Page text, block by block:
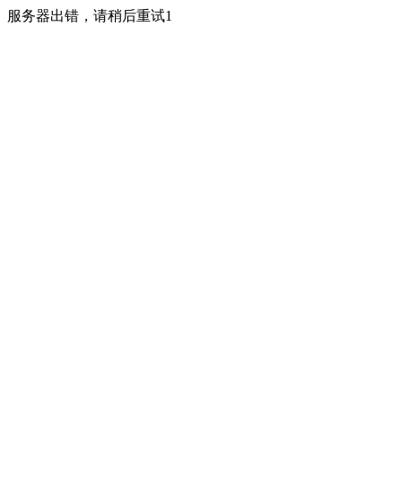
服务器出错，请稍后重试1